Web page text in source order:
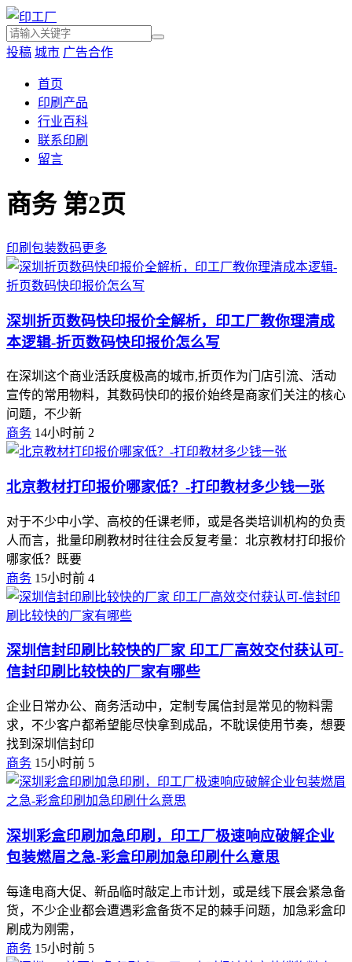
投稿 城市 广告合作
首页
印刷产品
行业百科
联系印刷
留言
商务 第2页
印刷 包装数码更多
深圳折页数码快印报价全解析，印工厂教你理清成
本逻辑-折页数码快印报价怎么写
在深圳这个商业活跃度极高的城市,折页作为门店引流、活动
宣传的常用物料，其数码快印的报价始终是商家们关注的核心
问题，不少新
商务 14小时前 2
北京教材打印报价哪家低？-打印教材多少钱一张
对于不少中小学、高校的任课老师，或是各类培训机构的负责
人而言，批量印刷教材时往往会反复考量：北京教材打印报价
哪家低？既要
商务 15小时前 4
深圳信封印刷比较快的厂家 印工厂高效交付获认可-
信封印刷比较快的厂家有哪些
企业日常办公、商务活动中，定制专属信封是常见的物料需
求，不少客户都希望能尽快拿到成品，不耽误使用节奏，想要
找到深圳信封印
商务 15小时前 5
深圳彩盒印刷加急印刷，印工厂极速响应破解企业
包装燃眉之急-彩盒印刷加急印刷什么意思
每逢电商大促、新品临时敲定上市计划，或是线下展会紧急备
货，不少企业都会遭遇彩盒备货不足的棘手问题，加急彩盒印
刷成为刚需，
商务 15小时前 5